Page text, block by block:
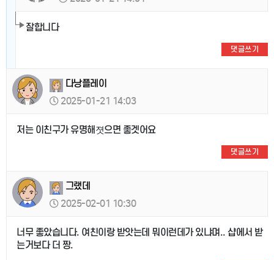
잘합니다
댓글쓰기
다낭플레이
2025-01-21 14:03
저는 이친구가 유명해졋으면 좋겟어요
댓글쓰기
그랬데
2025-02-01 10:30
너무 좋았습니다. 여친이랑 받앗는데 뭐이런데가 있냐며.. 샵에서 받
는거보다 더 짱.